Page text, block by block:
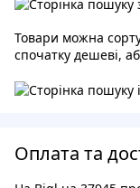
Товари можна
спочатку дешеві,
Оплата та